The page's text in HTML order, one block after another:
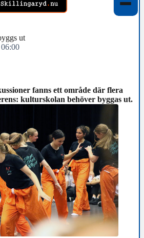
ut
fanns ett område där flera
kulturskolan behöver byggas ut.